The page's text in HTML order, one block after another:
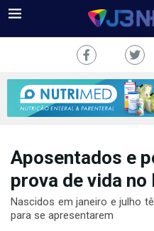
J3NEWS
TV
Aposentados e
prova de vida no
Nascidos em janeiro e julho
para se apresentarem